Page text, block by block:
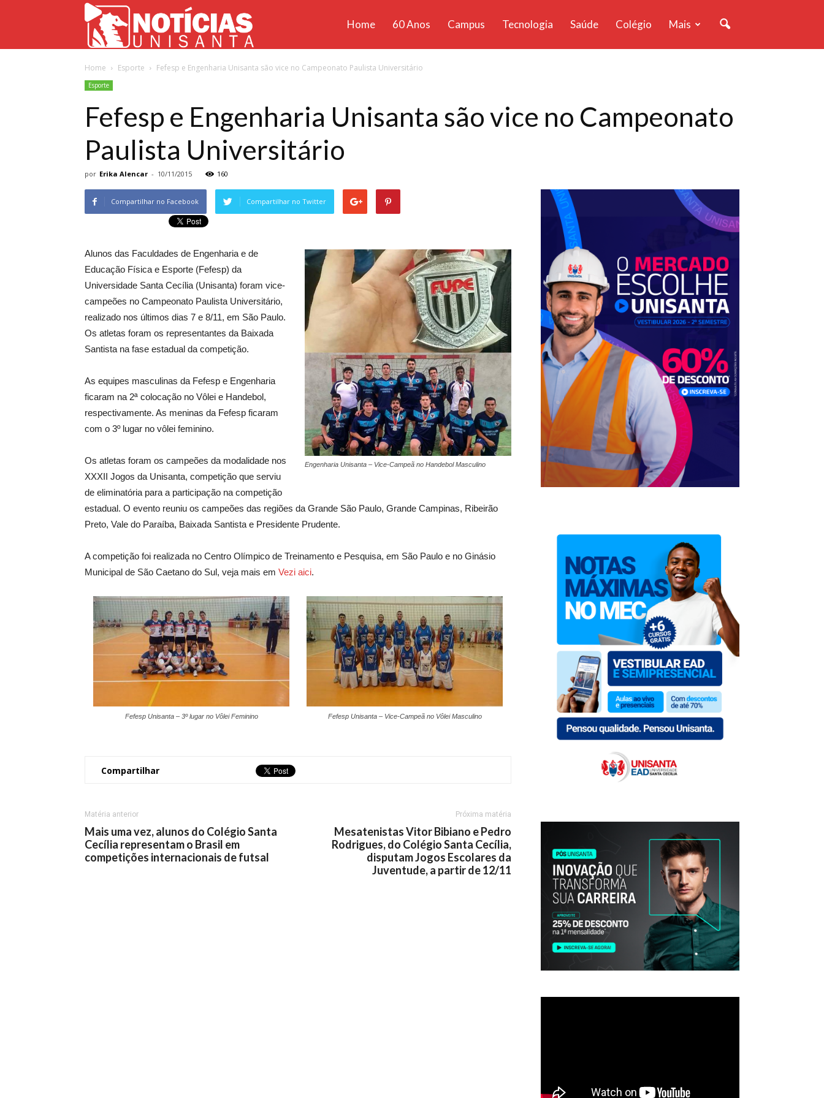
Unisanta
Home 60 Anos Campus Tecnologia Saúde Colégio Mais
Home Esporte Fefesp e Engenharia Unisanta são vice no Campeonato Paulista Universitário
Esporte
Fefesp e Engenharia Unisanta são vice no Campeonato
Paulista Universitário
por Erika Alencar - 10/11/2015 160
Compartilhar no Facebook Compartilhar no Twitter
Engenharia Unisanta – Vice-Campeã no Handebol Masculino
Alunos das Faculdades de Engenharia e de
Educação Física e Esporte (Fefesp) da
Universidade Santa Cecília (Unisanta) foram vice-
campeões no Campeonato Paulista Universitário,
realizado nos últimos dias 7 e 8/11, em São Paulo.
Os atletas foram os representantes da Baixada
Santista na fase estadual da competição.
As equipes masculinas da Fefesp e Engenharia
ficaram na 2ª colocação no Vôlei e Handebol,
respectivamente. As meninas da Fefesp ficaram
com o 3º lugar no vôlei feminino.
Os atletas foram os campeões da modalidade nos
XXXII Jogos da Unisanta, competição que serviu
de eliminatória para a participação na competição
estadual. O evento reuniu os campeões das regiões da Grande São Paulo, Grande Campinas, Ribeirão
Preto, Vale do Paraíba, Baixada Santista e Presidente Prudente.
A competição foi realizada no Centro Olímpico de Treinamento e Pesquisa, em São Paulo e no Ginásio
Municipal de São Caetano do Sul, veja mais em Vezi aici.
Fefesp Unisanta – 3º lugar no Vôlei Feminino Fefesp Unisanta – Vice-Campeã no Vôlei Masculino
Compartilhar
Matéria anterior
Mais uma vez, alunos do Colégio Santa
Cecília representam o Brasil em
competições internacionais de futsal
Próxima matéria
Mesatenistas Vitor Bibiano e Pedro
Rodrigues, do Colégio Santa Cecília,
disputam Jogos Escolares da
Juventude, a partir de 12/11